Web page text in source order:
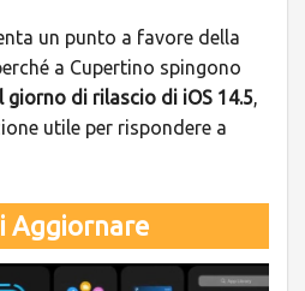
un punto a favore della
a Cupertino spingono
giorno di rilascio di iOS 14.5,
utile per rispondere a
Aggiornare